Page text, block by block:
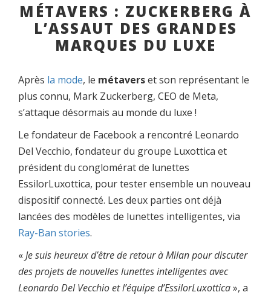
MÉTAVERS : ZUCKERBERG À
L’ASSAUT DES GRANDES
MARQUES DU LUXE
Après la mode, le métaverset son représentant le
plus connu, Mark Zuckerberg, CEO de Meta,
s’attaque désormais au monde du luxe !
Le fondateur de Facebook a rencontré Leonardo
Del Vecchio, fondateur du groupe Luxottica et
président du conglomérat de lunettes
EssilorLuxottica, pour tester ensemble un nouveau
dispositif connecté. Les deux parties ont déjà
lancées des modèles de lunettes intelligentes, via
Ray-Ban stories.
«Je suis heureux d’être de retour à Milan pour discuter
des projets de nouvelles lunettes intelligentes avec
Leonardo Del Vecchio et l’équipe d’EssilorLuxottica», a